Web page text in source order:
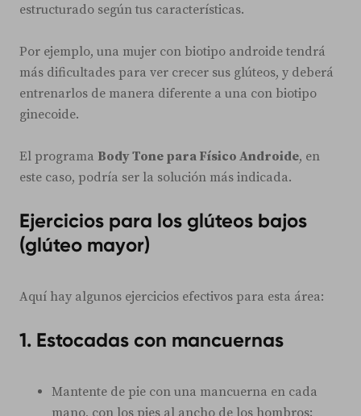
estructurado según tus características.
Por ejemplo, una mujer con biotipo androide tendrá
más dificultades para ver crecer sus glúteos, y deberá
entrenarlos de manera diferente a una con biotipo
ginecoide.
El programa Body Tone para Físico Androide, en
este caso, podría ser la solución más indicada.
Ejercicios para los glúteos bajos
(glúteo mayor)
Aquí hay algunos ejercicios efectivos para esta área:
1. Estocadas con mancuernas
Mantente de pie con una mancuerna en cada
mano, con los pies al ancho de los hombros;